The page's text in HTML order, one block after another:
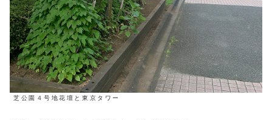
芝公園４号地花壇と東京タワー